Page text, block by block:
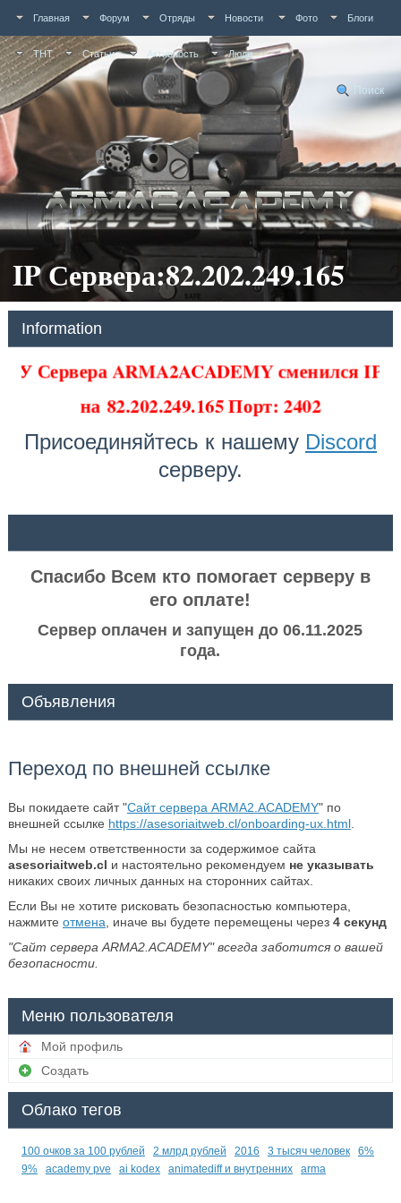
Главная Форум Отряды Новости Фото Блоги
ТНТ Статьи Активность Люди
Поиск
IP Сервера:82.202.249.165
Information
У Сервера ARMA2ACADEMY сменился IP
на 82.202.249.165 Порт: 2402
Присоединяйтесь к нашему Discord
серверу.
Спасибо Всем кто помогает серверу в
его оплате!
Сервер оплачен и запущен до 06.11.2025
года.
Объявления
Переход по внешней ссылке
Вы покидаете сайт "Сайт сервера ARMA2.ACADEMY" по
внешней ссылке https://asesoriaitweb.cl/onboarding-ux.html.
Мы не несем ответственности за содержимое сайта
asesoriaitweb.cl и настоятельно рекомендуем не указывать
никаких своих личных данных на сторонних сайтах.
Если Вы не хотите рисковать безопасностью компьютера,
нажмите отмена , иначе вы будете перемещены через 4секунд
"Сайт сервера ARMA2.ACADEMY" всегда заботится о вашей
безопасности.
Меню пользователя
Мой профиль
Создать
Облако тегов
100 очков за 100 рублей 2 млрд рублей 2016 3 тысяч человек
6%
9%
academy pve ai kodex animatediff и внутренних arma